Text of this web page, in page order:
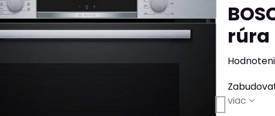
rúra
viac